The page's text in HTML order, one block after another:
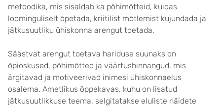
metoodika, mis sisaldab ka põhimõtteid, kuidas
loominguliselt õpetada, kriitilist mõtlemist kujundada ja
jätkusuutliku ühiskonna arengut toetada.
Säästvat arengut toetava hariduse suunaks on
õpioskused, põhimõtted ja väärtushinnangud, mis
ärgitavad ja motiveerivad inimesi ühiskonnaelus
osalema. Ametlikus õppekavas, kuhu on lisatud
jätkusuutlikkuse teema, selgitatakse eluliste näidete